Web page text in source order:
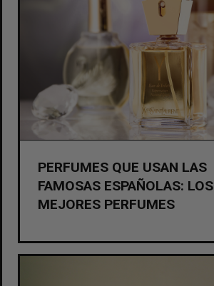
PERFUMES QUE USAN LAS
FAMOSAS ESPAÑOLAS: LOS
MEJORES PERFUMES